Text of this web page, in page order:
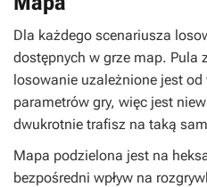
Dla każdego scenariusza
dostępnych w grze map. Pula
losowanie uzależnione jest
parametrów gry, więc jest
dwukrotnie trafisz na taką
Mapa podzielona jest na
bezpośredni wpływ na